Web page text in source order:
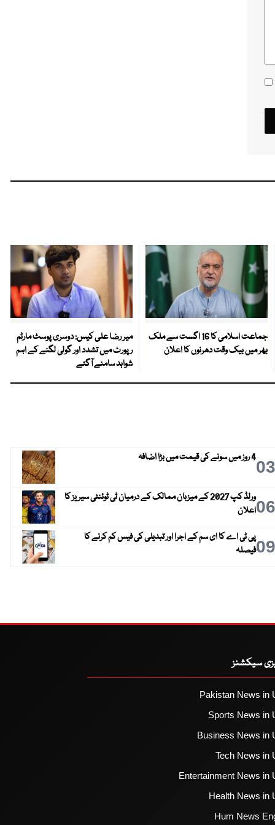
جماعت اسلامی کا 16 اگست سے ملک
بھر میں بیک وقت دھرنوں کا اعلان
میر رضا علی کیس: دوسری پوسٹ مارٹم
رپورٹ میں تشدد اور گولی لگنے کے اہم
شواہد سامنے آگئے
034 روز میں سونے کی قیمت میں بڑا اضافہ
06
ورلڈ کپ 2027 کے میزبان ممالک کے درمیان ٹی ٹوئنٹی سیریز کا
اعلان
09پی ٹی اے کا ای سم کے اجرا اور تبدیلی کی فیس کم کرنے کا
فیصلہ
سیکشنز
Pakistan News in
Sports News in
Business News in
Tech News in
Entertainment News in
Health News in
Hum News